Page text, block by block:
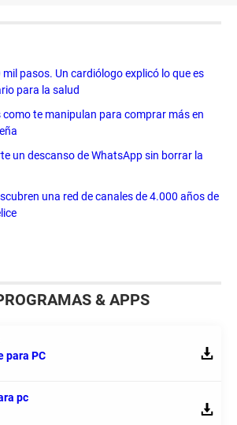
mil pasos. Un cardiólogo explicó lo que es
para la salud
como te manipulan para comprar más en
un descanso de WhatsApp sin borrar la
una red de canales de 4.000 años de
& APPS
para PC
pc